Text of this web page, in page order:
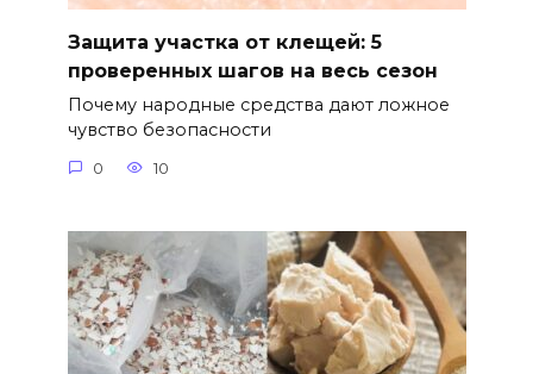
Защита участка от клещей: 5
проверенных шагов на весь сезон
Почему народные средства дают ложное
чувство безопасности
0 10